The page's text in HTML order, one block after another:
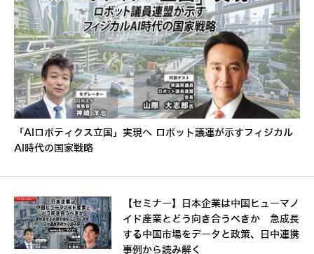
「AIロボティクス立国」実現へ ロボット議連が示すフィジカル
AI時代の国家戦略
【セミナー】日本企業は中国ヒューマノ
イド産業とどう向き合うべきか 急成長
する中国市場をデータと政策、日中連携
事例から読み解く